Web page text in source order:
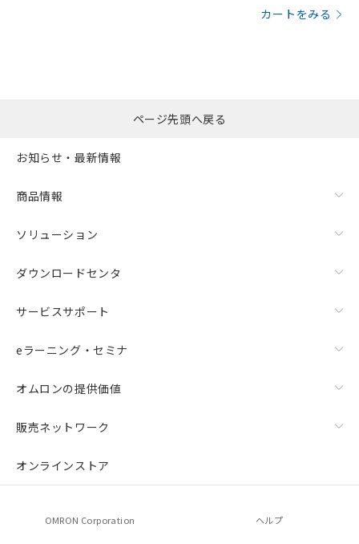
カートをみる
ページ先頭へ戻る
お知らせ・最新情報
商品情報
ソリューション
ダウンロードセンタ
サービスサポート
eラーニング・セミナ
オムロンの提供価値
販売ネットワーク
オンラインストア
OMRON Corporation ヘルプ